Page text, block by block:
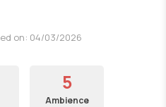
on: 04/03/2026
5
Ambience